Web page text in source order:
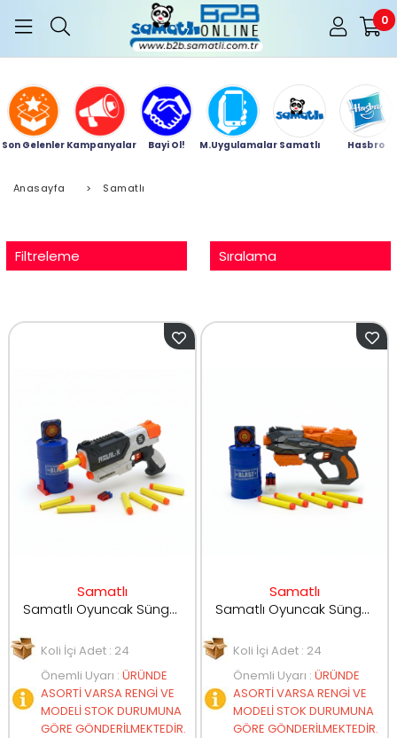
0
Son Gelenler Kampanyalar Bayi Ol! M.Uygulamalar Samatlı Hasbro
Anasayfa > Samatlı
Filtreleme Sıralama
Samatlı
Samatlı Oyuncak Sünger Atan Silah 999-34
Koli İçi Adet : 24
Önemli Uyarı : ÜRÜNDE
ASORTİ VARSA RENGİ VE
MODELİ STOK DURUMUNA
GÖRE GÖNDERİLMEKTEDİR.
Samatlı
Samatlı Oyuncak Sünger Atan Silah 999-38
Koli İçi Adet : 24
Önemli Uyarı : ÜRÜNDE
ASORTİ VARSA RENGİ VE
MODELİ STOK DURUMUNA
GÖRE GÖNDERİLMEKTEDİR.